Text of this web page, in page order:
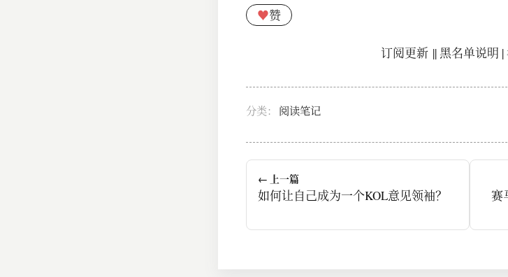
♥赞
订阅更新||黑名单说明 |
分类： 阅读笔记
← 上一篇
如何让自己成为一个KOL意见领袖？
赛